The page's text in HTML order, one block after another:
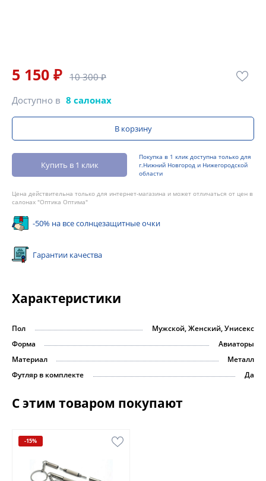
5 150 ₽ 10 300 ₽
Доступно в 8 салонах
В корзину
Купить в 1 клик
Покупка в 1 клик доступна только для
г.Нижний Новгород и Нижегородской
области
Цена действительна только для интернет-магазина и может отличаться от цен в
салонах "Оптика Оптима"
-50% на все солнцезащитные очки
Гарантии качества
Характеристики
Пол
Мужской, Женский, Унисекс
Форма
Авиаторы
Материал
Металл
Футляр в комплекте
Да
С этим товаром покупают
-15%